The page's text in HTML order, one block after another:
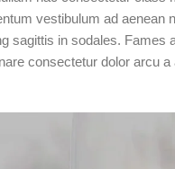
vestibulum ad
sagittis in sodales.
consectetur dolor arcu